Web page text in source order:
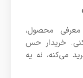
معرفی محصول،
خریدار حس
می‌کنه، نه یه